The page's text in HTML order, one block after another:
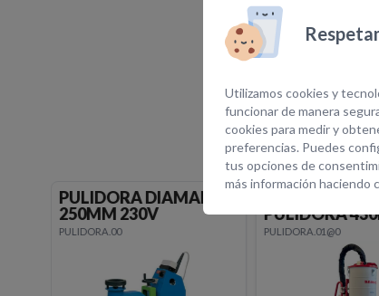
PULIDORA DIAMANTE
250MM 230V
PULIDORA.00
PULIDORA
PULIDORA.01@0
Utilizamos cookies y
funcionar de manera
cookies para medir y
preferencias. Puedes
tus opciones de
más información haciendo